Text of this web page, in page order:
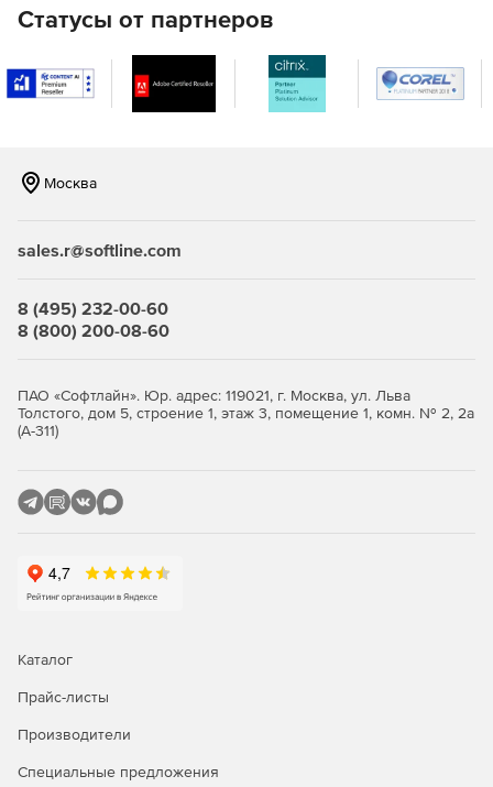
Статусы от партнеров
Москва
sales.r@softline.com
8 (495) 232-00-60
8 (800) 200-08-60
ПАО «Софтлайн». Юр. адрес: 119021, г. Москва, ул. Льва
Толстого, дом 5, строение 1, этаж 3, помещение 1, комн. № 2, 2а
(А-311)
Каталог
Прайс-листы
Производители
Специальные предложения